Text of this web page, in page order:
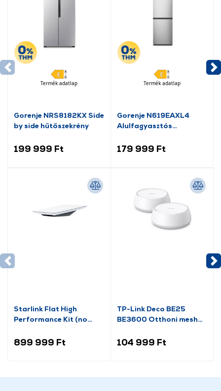
Termék adatlap
Gorenje NRS8182KX Side
by side hűtőszekrény
199 999 Ft
Termék adatlap
Gorenje N619EAXL4
Alulfagyasztós
179 999 Ft
Starlink Flat High
Performance Kit (no
(02541704-501)
899 999 Ft
TP-Link Deco BE25
BE3600 Otthoni mesh
104 999 Ft